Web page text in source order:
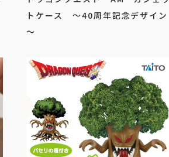
トケース ～40周年記念デザイン
～